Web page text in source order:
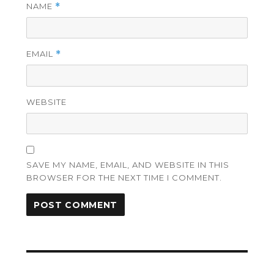
NAME *
EMAIL *
WEBSITE
SAVE MY NAME, EMAIL, AND WEBSITE IN THIS
BROWSER FOR THE NEXT TIME I COMMENT.